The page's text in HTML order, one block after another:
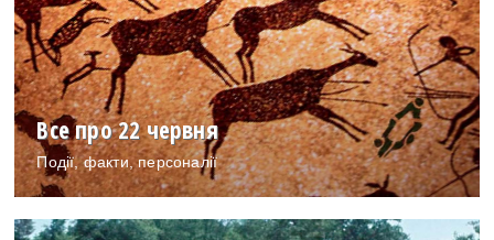
Все про 22 червня
Події, факти, персоналії